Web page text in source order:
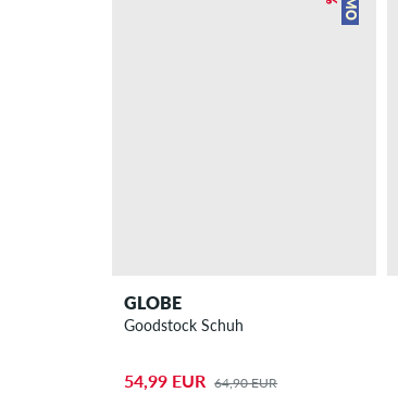
GLOBE
Goodstock Schuh
54,99 EUR 64,90 EUR